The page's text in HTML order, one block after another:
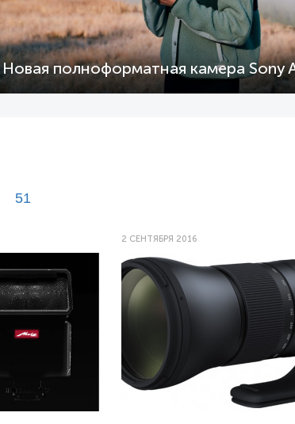
Новая полноформатная камера Sony
51
2 СЕНТЯБРЯ 2016